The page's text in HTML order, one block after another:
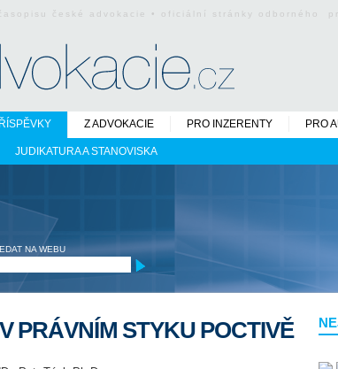
české advokacie • oficiální stránky odborného
JUDIKATURA A STANOVISKA
Z ADVOKACIE PRO INZERENTY PRO
NA WEBU
PRÁVNÍM STYKU POCTIVĚ